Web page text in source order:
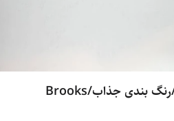
کتونی بروکس ادرنالین 23/رنگ بندی جذاب/Brooks